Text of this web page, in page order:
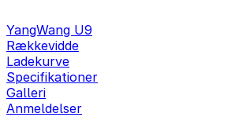
YangWang U9
Rækkevidde
Ladekurve
Specifikationer
Galleri
Anmeldelser